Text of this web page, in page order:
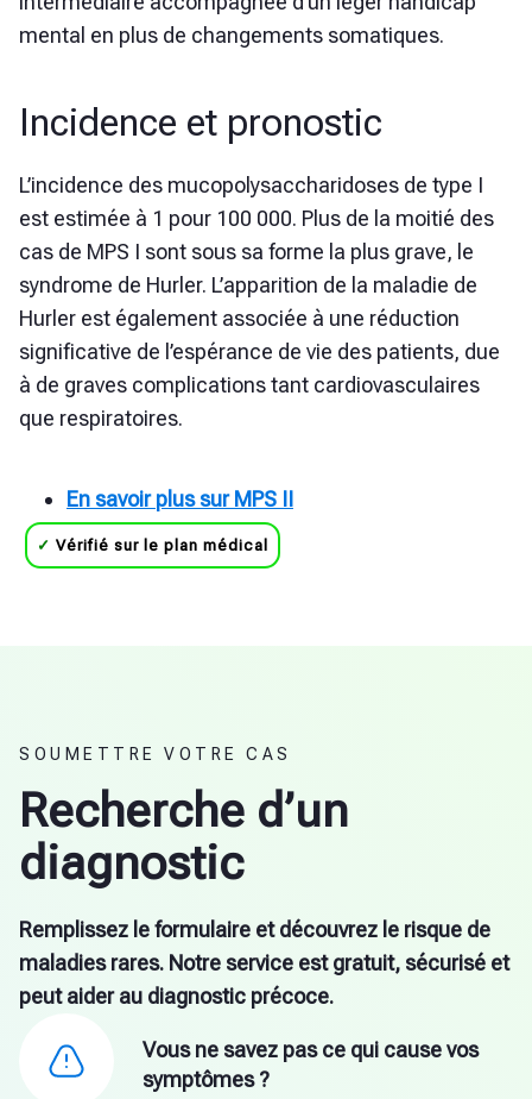
mental en plus de changements somatiques.
Incidence et pronostic
L’incidence des mucopolysaccharidoses de type I
est estimée à 1 pour 100 000. Plus de la moitié des
cas de MPS I sont sous sa forme la plus grave, le
syndrome de Hurler. L’apparition de la maladie de
Hurler est également associée à une réduction
significative de l’espérance de vie des patients, due
à de graves complications tant cardiovasculaires
que respiratoires.
En savoir plus sur MPS II
✓ Vérifié sur le plan médical
SOUMETTRE VOTRE CAS
Recherche d’un
diagnostic
Remplissez le formulaire et découvrez le risque de
maladies rares. Notre service est gratuit, sécurisé et
peut aider au diagnostic précoce.
Vous ne savez pas ce qui cause vos
symptômes ?